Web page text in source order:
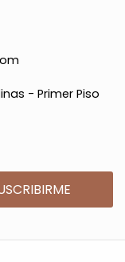
- Primer Piso